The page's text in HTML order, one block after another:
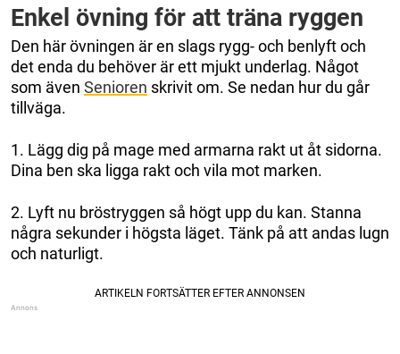
Enkel övning för att träna ryggen
Den här övningen är en slags rygg- och benlyft och
det enda du behöver är ett mjukt underlag. Något
som även Senioren skrivit om. Se nedan hur du går
tillväga.
1. Lägg dig på mage med armarna rakt ut åt sidorna.
Dina ben ska ligga rakt och vila mot marken.
2. Lyft nu bröstryggen så högt upp du kan. Stanna
några sekunder i högsta läget. Tänk på att andas lugn
och naturligt.